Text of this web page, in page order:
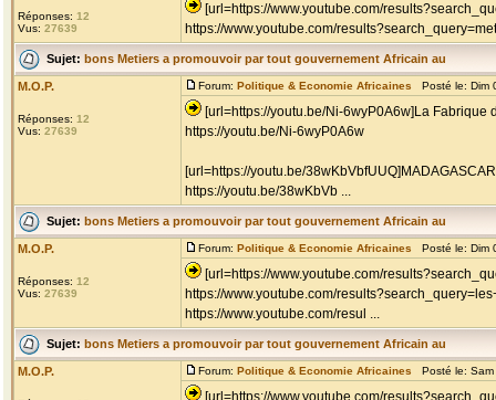
Réponses: 12
Vus: 27639
[url=https://www.youtube.com/
https://www.youtube.com/
Sujet: bons Metiers a promouvoir par tout gouvernement Africain au
M.O.P.
Réponses: 12
Vus: 27639
Forum: Politique & Economie Africaines Posté le: Dim
[url=https://youtu.be/Ni-6wyP0A6w]La Fabrique
https://youtu.be/Ni-6wyP0A6w
[url=https://youtu.be/
https://youtu.be/38wKbVb ...
Sujet: bons Metiers a promouvoir par tout gouvernement Africain au
M.O.P.
Réponses: 12
Vus: 27639
Forum: Politique & Economie Africaines Posté le: Dim
[url=https://www.youtube.com/
https://www.youtube.com/
https://www.youtube.com/resul ...
Sujet: bons Metiers a promouvoir par tout gouvernement Africain au
M.O.P. Forum: Politique & Economie Africaines Posté le:
[url=https://www.youtube.com/